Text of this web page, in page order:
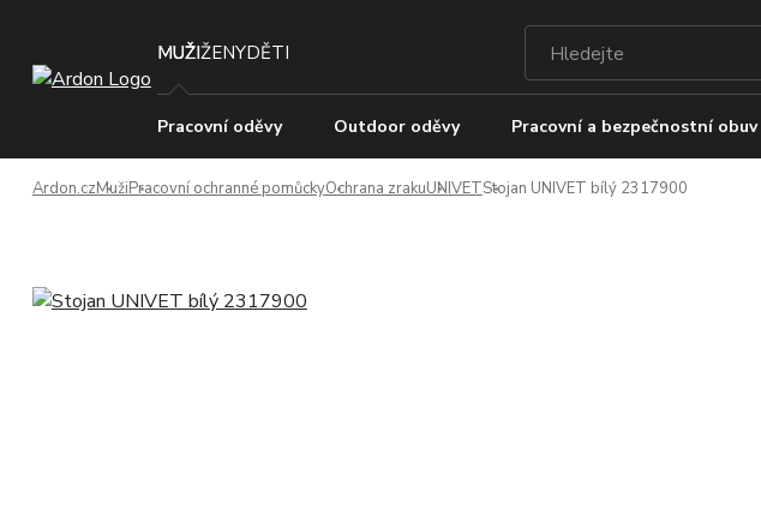
MUŽIŽENYDĚTI
Pracovní oděvy Outdoor oděvy Pracovní a bezpečnostní obuv
Ardon.czMužiPracovní ochranné pomůckyOchrana zrakuUNIVETStojan UNIVET bílý 2317900